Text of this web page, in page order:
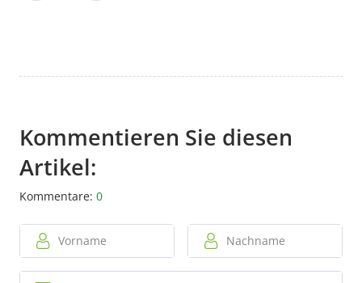
Kommentieren Sie diesen
Artikel:
Kommentare: 0